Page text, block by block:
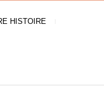
HISTOIRE